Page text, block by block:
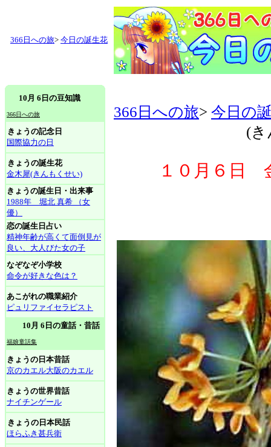
366日への旅> 今日の誕生花
10月 6日の豆知識
366日への旅
きょうの記念日
国際協力の日
きょうの誕生花
金木犀(きんもくせい)
きょうの誕生日・出来事
1988年 堀北 真希 （女
優）
恋の誕生日占い
精神年齢が高くて面倒見が
良い、大人びた女の子
なぞなぞ小学校
命令が好きな色は？
あこがれの職業紹介
ピュリファイセラピスト
10月 6日の童話・昔話
福娘童話集
きょうの日本昔話
京のカエル大阪のカエル
きょうの世界昔話
ナイチンゲール
きょうの日本民話
ほらふき甚兵衛
366日への旅> 今日の
(き
１０月６日